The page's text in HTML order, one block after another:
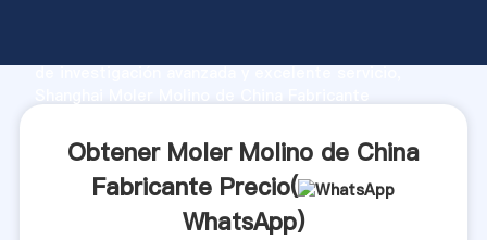
de investigación avanzada y excelente servicio,
clientes.Obtener Moler Molino de China
Fabricante Precio(
WhatsApp)